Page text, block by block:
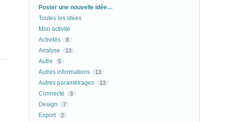
Catégories
Poster une nouvelle idée…
Toutes les idées
Mon activité
Activités
8
Analyse 13
Autre 5
Autres informations 13
Autres paramétrages 13
Connecté 3
Design 7
Export 2